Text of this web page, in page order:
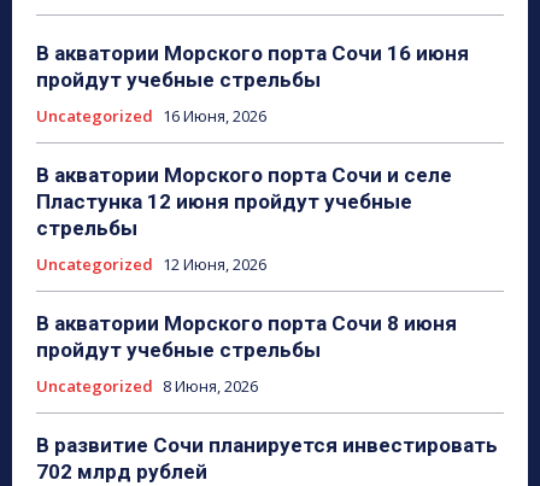
В акватории Морского порта Сочи 16 июня
пройдут учебные стрельбы
Uncategorized 16 Июня, 2026
В акватории Морского порта Сочи и селе
Пластунка 12 июня пройдут учебные
стрельбы
Uncategorized 12 Июня, 2026
В акватории Морского порта Сочи 8 июня
пройдут учебные стрельбы
Uncategorized 8 Июня, 2026
В развитие Сочи планируется инвестировать
702 млрд рублей